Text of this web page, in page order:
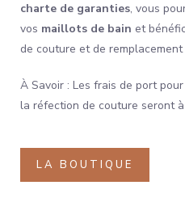
charte de garanties, vous
vos maillots de bain et
de couture et de remplacement
À Savoir : Les frais de port
la réfection de couture seront
LA BOUTIQUE